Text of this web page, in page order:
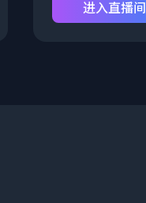
进入直播间